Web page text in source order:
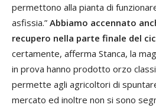
permettono alla pianta di
asfissia.” Abbiamo accennato
recupero nella parte finale del
certamente, afferma Stanca, la
in prova hanno prodotto orzo
permette agli agricoltori di
mercato ed inoltre non si sono